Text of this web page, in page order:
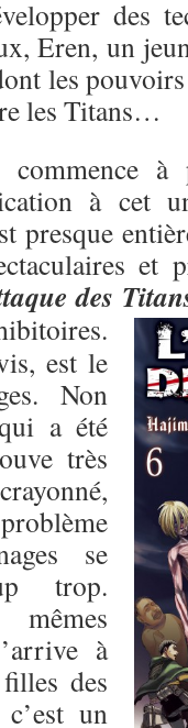
des
Eren, un
les
les Titans…
à
à cet
presque
et
des
est le
Non
a été
très
se
trop.
à
des
un